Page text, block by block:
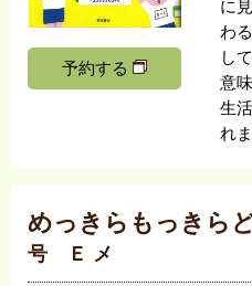
予約する
に
わ
し
意
生
れ
めっきらもっきら
号 Ｅ メ